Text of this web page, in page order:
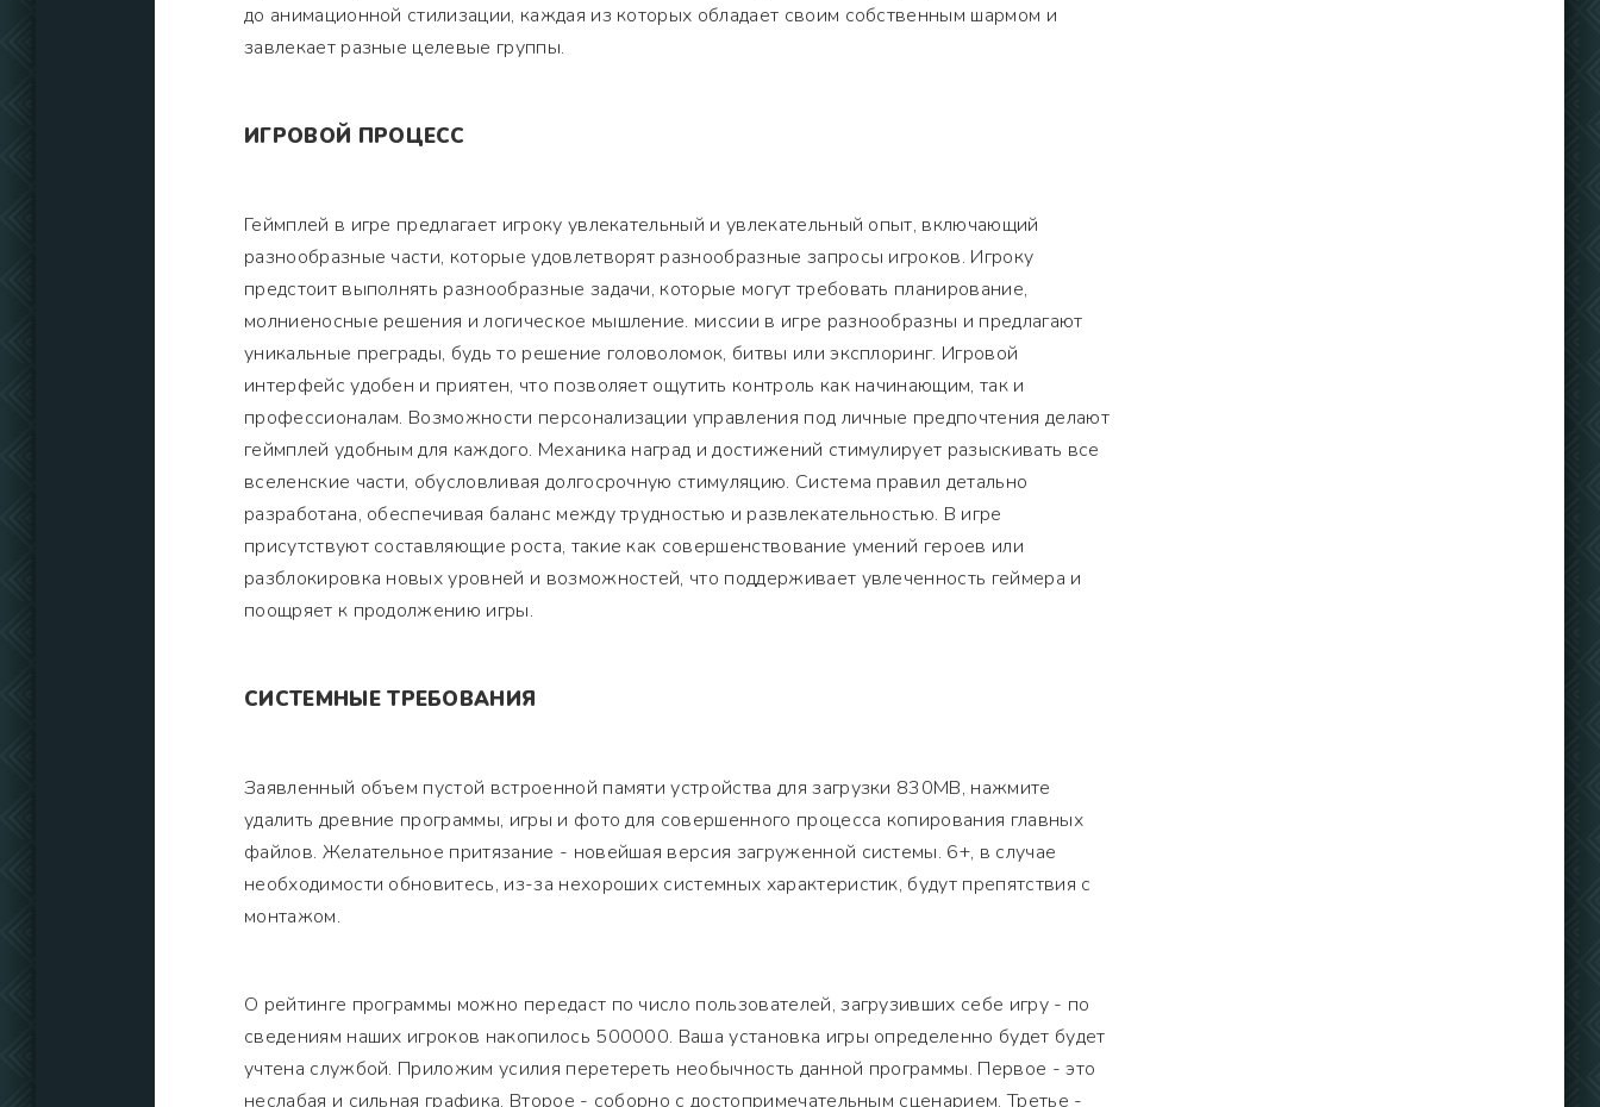
до анимационной стилизации, каждая из которых обладает своим собственным шармом и
завлекает разные целевые группы.
ИГРОВОЙ ПРОЦЕСС
Геймплей в игре предлагает игроку увлекательный и увлекательный опыт, включающий
разнообразные части, которые удовлетворят разнообразные запросы игроков. Игроку
предстоит выполнять разнообразные задачи, которые могут требовать планирование,
молниеносные решения и логическое мышление. миссии в игре разнообразны и предлагают
уникальные преграды, будь то решение головоломок, битвы или эксплоринг. Игровой
интерфейс удобен и приятен, что позволяет ощутить контроль как начинающим, так и
профессионалам. Возможности персонализации управления под личные предпочтения делают
геймплей удобным для каждого. Механика наград и достижений стимулирует разыскивать все
вселенские части, обусловливая долгосрочную стимуляцию. Система правил детально
разработана, обеспечивая баланс между трудностью и развлекательностью. В игре
присутствуют составляющие роста, такие как совершенствование умений героев или
разблокировка новых уровней и возможностей, что поддерживает увлеченность геймера и
поощряет к продолжению игры.
СИСТЕМНЫЕ ТРЕБОВАНИЯ
Заявленный объем пустой встроенной памяти устройства для загрузки 830MB, нажмите
удалить древние программы, игры и фото для совершенного процесса копирования главных
файлов. Желательное притязание - новейшая версия загруженной системы. 6+, в случае
необходимости обновитесь, из-за нехороших системных характеристик, будут препятствия с
монтажом.
О рейтинге программы можно передаст по число пользователей, загрузивших себе игру - по
сведениям наших игроков накопилось 500000. Ваша установка игры определенно будет будет
учтена службой. Приложим усилия перетереть необычность данной программы. Первое - это
неслабая и сильная графика. Второе - соборно с достопримечательным сценарием. Третье -